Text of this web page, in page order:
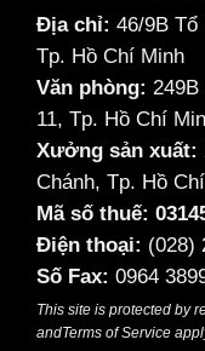
Địa chỉ: 46/9B Tổ
Tp. Hồ Chí Minh
Văn phòng:
11, Tp. Hồ Chí
Xưởng sản xuất:
Chánh, Tp. Hồ
Mã số thuế:
Điện thoại: (028)
Số Fax: 0964
This site is protected by
andTerms of Service